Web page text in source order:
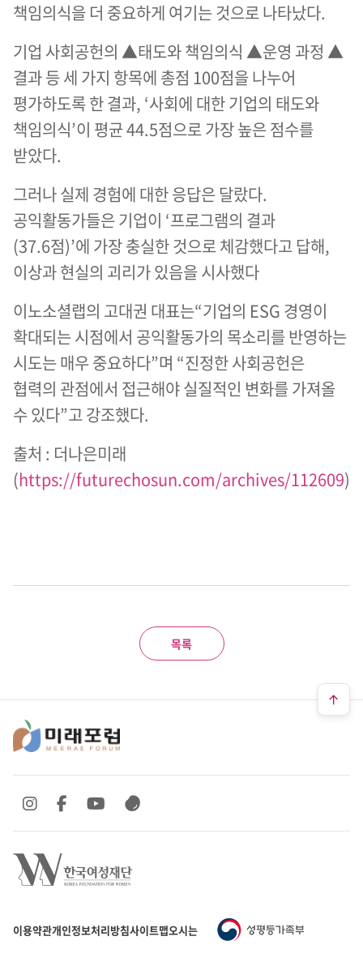
책임의식을 더 중요하게 여기는 것으로 나타났다.
기업 사회공헌의 ▲태도와 책임의식 ▲운영 과정 ▲
결과 등 세 가지 항목에 총점 100점을 나누어
평가하도록 한 결과, ‘사회에 대한 기업의 태도와
책임의식’이 평균 44.5점으로 가장 높은 점수를
받았다.
그러나 실제 경험에 대한 응답은 달랐다.
공익활동가들은 기업이 ‘프로그램의 결과
(37.6점)’에 가장 충실한 것으로 체감했다고 답해,
이상과 현실의 괴리가 있음을 시사했다
이노소셜랩의 고대권 대표는“기업의 ESG 경영이
확대되는 시점에서 공익활동가의 목소리를 반영하는
시도는 매우 중요하다”며 “진정한 사회공헌은
협력의 관점에서 접근해야 실질적인 변화를 가져올
수 있다”고 강조했다.
출처 : 더나은미래
(https://futurechosun.com/archives/112609)
목록
이용약관개인정보처리방침사이트맵오시는 길
SNS 바로가기
SNS 바로가기SNS 바로가기
SNS 바로가기